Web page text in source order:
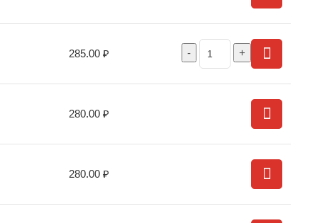
285.00 ₽
280.00 ₽
280.00 ₽